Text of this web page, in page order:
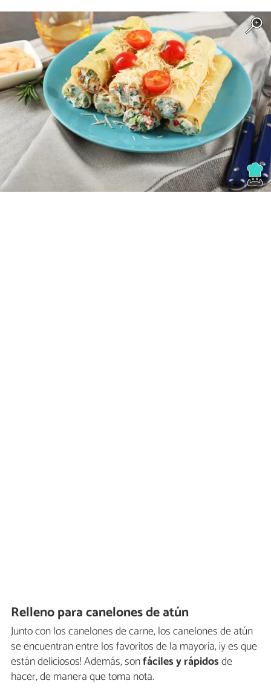
Relleno para canelones de atún
Junto con los canelones de carne, los canelones de atún
se encuentran entre los favoritos de la mayoría, ¡y es que
están deliciosos! Además, sonfáciles y rápidosde
hacer, de manera que toma nota.